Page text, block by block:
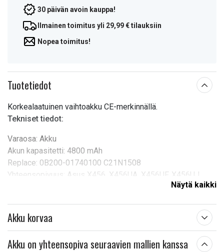
30 päivän avoin kauppa!
Ilmainen toimitus yli 29,99 € tilauksiin
Nopea toimitus!
Tuotetiedot
Korkealaatuinen vaihtoakku CE-merkinnällä.
Tekniset tiedot:
Varaosa: Akku
Akun kapasitetti: 4800 mAh
Replace: 0B200-01740100 C21N1508
Yhteensopivuus: Asus X456, X456UA, X456UF, X456UJ,
Jännite:
Mitat: 178,90 x 78,20 x 10,06 mm
Näytä kaikki
Akku korvaa
Akku on yhteensopiva seuraavien mallien kanssa